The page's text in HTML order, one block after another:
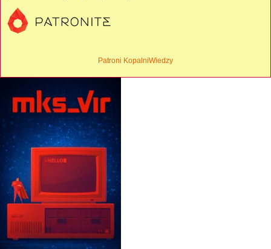
Patroni KopalniWiedzy